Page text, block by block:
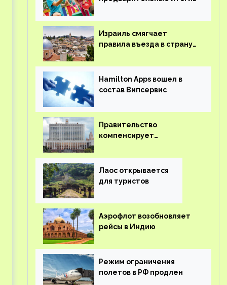
Израиль смягчает
правила въезда в страну
Hamilton Apps вошел в
состав Випсервис
Правительство
компенсирует
на вывоз россиян из-за
рубежа
Лаос открывается
для туристов
Аэрофлот возобновляет
рейсы в Индию
Режим ограничения
полетов в РФ продлен